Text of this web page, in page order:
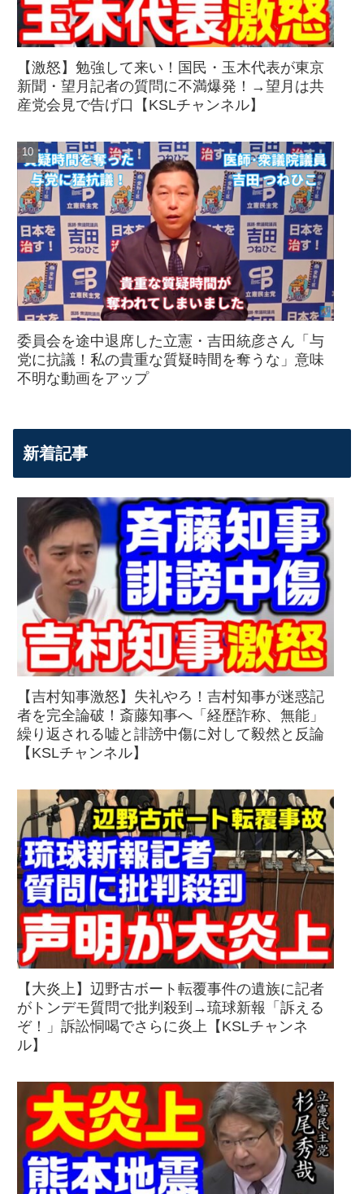
【激怒】勉強して来い！国民・玉木代表が東京
新聞・望月記者の質問に不満爆発！→望月は共
産党会見で告げ口【KSLチャンネル】
委員会を途中退席した立憲・吉田統彦さん「与
党に抗議！私の貴重な質疑時間を奪うな」意味
不明な動画をアップ
新着記事
【吉村知事激怒】失礼やろ！吉村知事が迷惑記
者を完全論破！斎藤知事へ「経歴詐称、無能」
繰り返される嘘と誹謗中傷に対して毅然と反論
【KSLチャンネル】
【大炎上】辺野古ボート転覆事件の遺族に記者
がトンデモ質問で批判殺到→琉球新報「訴える
ぞ！」訴訟恫喝でさらに炎上【KSLチャンネ
ル】